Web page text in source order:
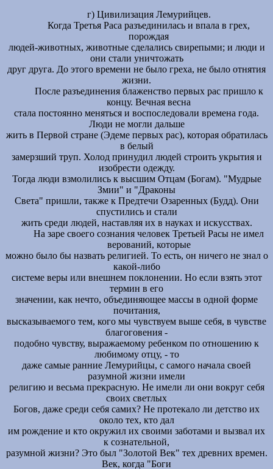
г) Цивилизация Лемурийцев.
Когда Третья Раса разъединилась и впала в грех,
порождая
людей-животных, животные сделались свирепыми; и люди и
они стали уничтожать
друг друга. До этого времени не было греха, не было отнятия
жизни.
После разъединения блаженство первых рас пришло к
концу. Вечная весна
стала постоянно меняться и воспоследовали времена года.
Люди не могли дальше
жить в Первой стране (Эдеме первых рас), которая обратилась
в белый
замерзший труп. Холод принудил людей строить укрытия и
изобрести одежду.
Тогда люди взмолились к высшим Отцам (Богам). "Мудрые
Змии" и "Драконы
Света" пришли, также к Предтечи Озаренных (Будд). Они
спустились и стали
жить среди людей, наставляя их в науках и искусствах.
На заре своего сознания человек Третьей Расы не имел
верований, которые
можно было бы назвать религией. То есть, он ничего не знал о
какой-либо
системе веры или внешнем поклонении. Но если взять этот
термин в его
значении, как нечто, объединяющее массы в одной форме
почитания,
высказываемого тем, кого мы чувствуем выше себя, в чувстве
благоговения -
подобно чувству, выражаемому ребенком по отношению к
любимому отцу, - то
даже самые ранние Лемурийцы, с самого начала своей
разумной жизни имели
религию и весьма прекрасную. Не имели ли они вокруг себя
своих светлых
Богов, даже среди себя самих? Не протекало ли детство их
около тех, кто дал
им рождение и кто окружил их своими заботами и вызвал их
к сознательной,
разумной жизни? Это был "Золотой Век" тех древних времен.
Век, когда "Боги